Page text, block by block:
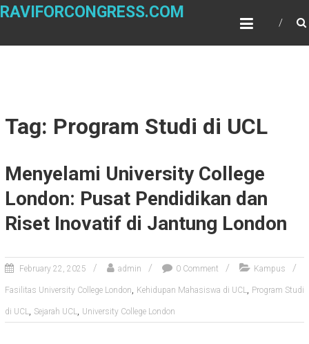
Skip
RAVIFORCONGRESS.COM
Tag: Program Studi di UCL
Menyelami University College
London: Pusat Pendidikan dan
Riset Inovatif di Jantung London
February 22, 2025 admin 0 Comment Kampus
Fasilitas University College London, Kehidupan Mahasiswa di UCL, Program Studi
di UCL, Sejarah UCL, University College London